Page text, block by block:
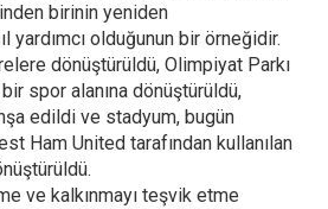
birinin yeniden
yardımcı olduğunun bir örneğidir.
dönüştürüldü, Olimpiyat Parkı
spor alanına dönüştürüldü,
edildi ve stadyum, bugün
Ham United tarafından kullanılan
ve kalkınmayı teşvik etme